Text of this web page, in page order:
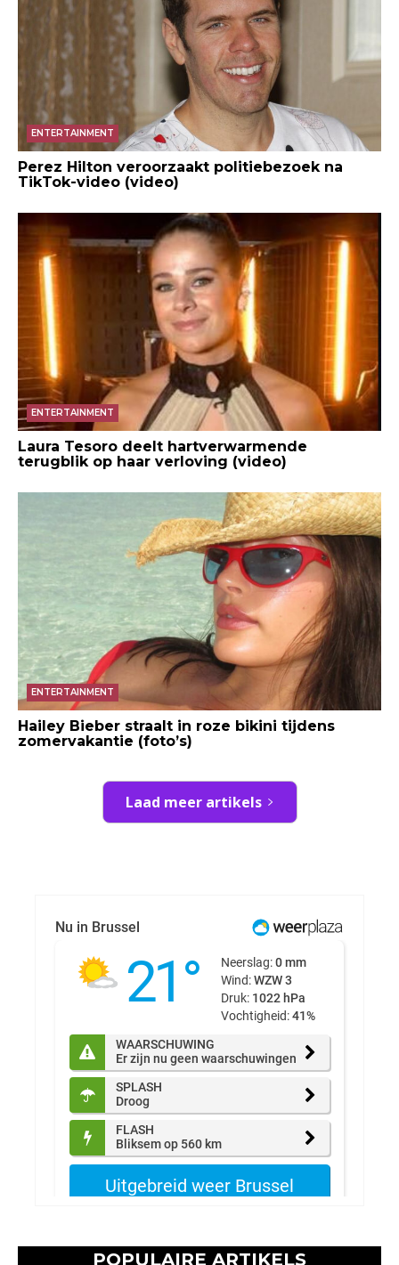
ENTERTAINMENT
Perez Hilton veroorzaakt politiebezoek na
TikTok-video (video)
ENTERTAINMENT
Laura Tesoro deelt hartverwarmende
terugblik op haar verloving (video)
ENTERTAINMENT
Hailey Bieber straalt in roze bikini tijdens
zomervakantie (foto’s)
Laad meer artikels
POPULAIRE ARTIKELS